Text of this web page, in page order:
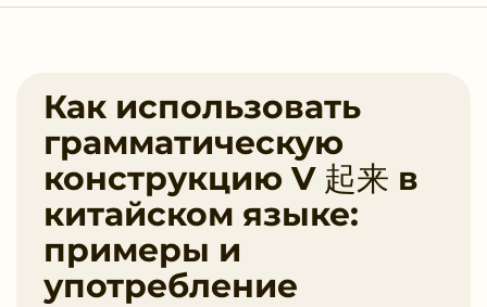
Как использовать
грамматическую
конструкцию V 起来 в
китайском языке:
примеры и
употребление